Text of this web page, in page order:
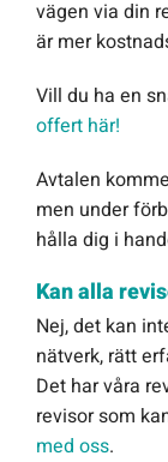
vägen via din
är mer
Vill du ha en
offert här!
Avtalen
men under
hålla dig i
Kan alla
Nej, det kan
nätverk, rätt
Det har våra
revisor som
med oss.